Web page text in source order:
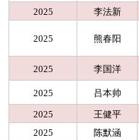
2025
李法新
2025 熊春阳
2025
李国洋
2025 吕本帅
2025
王健平
2025
陈默涵